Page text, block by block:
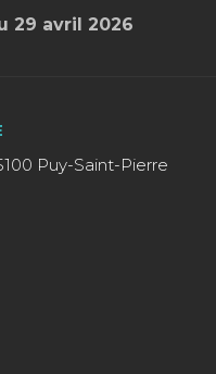
29 avril 2026
Puy-Saint-Pierre